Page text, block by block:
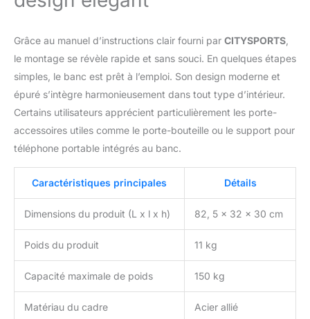
Grâce au manuel d’instructions clair fourni par CITYSPORTS
le montage se révèle rapide et sans souci. En quelques étapes
simples, le banc est prêt à l’emploi. Son design moderne et
épuré s’intègre harmonieusement dans tout type d’intérieur.
Certains utilisateurs apprécient particulièrement les porte-
accessoires utiles comme le porte-bouteille ou le support pour
téléphone portable intégrés au banc.
Caractéristiques principales Détails
Dimensions du produit (L x l x h) 82, 5 x 32 x 30 cm
Poids du produit 11 kg
Capacité maximale de poids 150 kg
Matériau du cadre Acier allié